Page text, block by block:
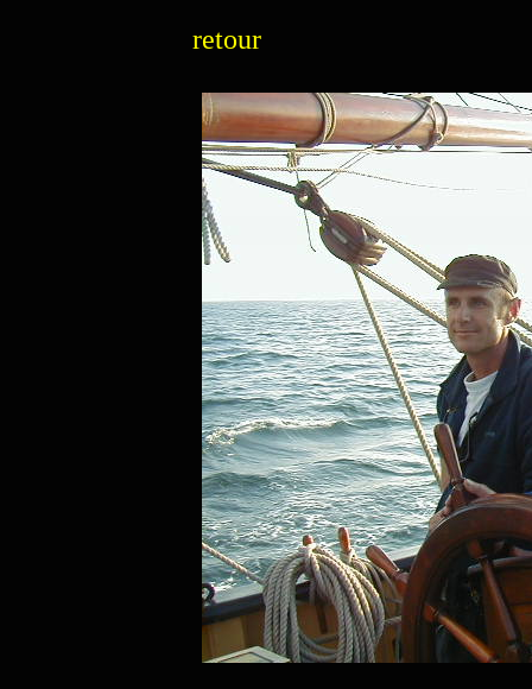
retour